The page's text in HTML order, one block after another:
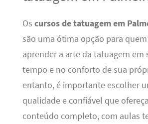
Os cursos de tatuagem em
são uma ótima opção para
aprender a arte da tatuagem em
tempo e no conforto de sua
entanto, é importante escolher
qualidade e confiável que
conteúdo completo, com aulas